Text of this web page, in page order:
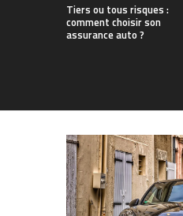
Tiers ou tous risques :
comment choisir son
assurance auto ?